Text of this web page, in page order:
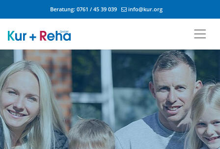
Beratung: 0761 / 45 39 039 info@kur.org